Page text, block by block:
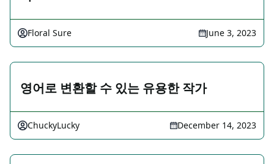
Floral Sure June 3, 2023
영어로 변환할 수 있는 유용한 작가
ChuckyLucky December 14, 2023